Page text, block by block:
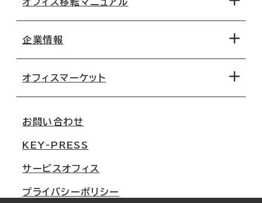
地図から探す
路線・駅から探す
移転コストシミュレーション
移転スケジュール
オフィス移転Q&A
企業情報
オフィスマーケット
大阪
名古屋
札幌
お問い合わせ
KEY-PRESS
サービスオフィス
プライバシーポリシー